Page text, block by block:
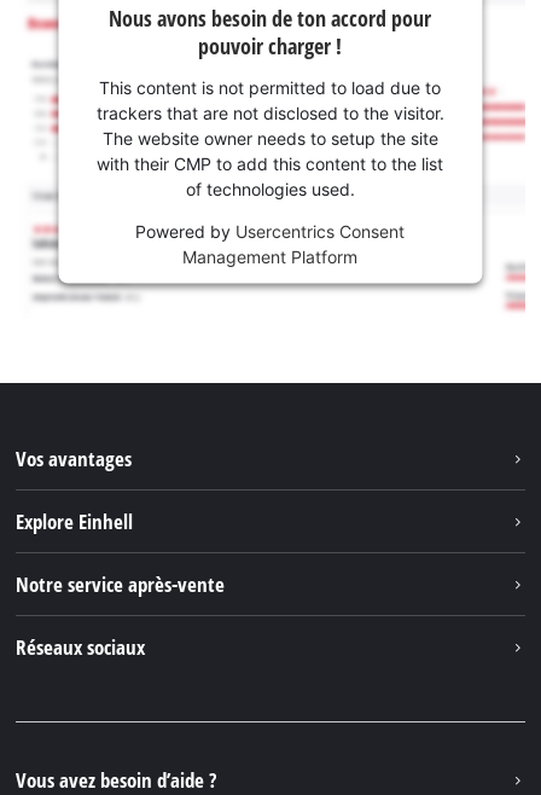
Nous avons besoin de ton accord pour
pouvoir charger !
This content is not permitted to load due to
trackers that are not disclosed to the visitor.
The website owner needs to setup the site
with their CMP to add this content to the list
of technologies used.
Powered by Usercentrics Consent
Management Platform
Vos avantages
Explore Einhell
Einhell Germany AG
Notre service après-vente
Réseaux sociaux
Instagram
Vous avez besoin d’aide ?